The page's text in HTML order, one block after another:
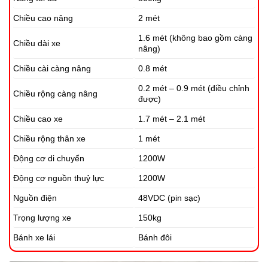
Chiều cao nâng 2 mét
Chiều dài xe
1.6 mét (không bao gồm càng
nâng)
Chiều cài càng nâng 0.8 mét
Chiều rộng càng nâng
0.2 mét – 0.9 mét (điều chỉnh
được)
Chiều cao xe 1.7 mét – 2.1 mét
Chiều rộng thân xe 1 mét
Động cơ di chuyển 1200W
Động cơ nguồn thuỷ lực 1200W
Nguồn điện 48VDC (pin sạc)
Trọng lượng xe 150kg
Bánh xe lái Bánh đôi